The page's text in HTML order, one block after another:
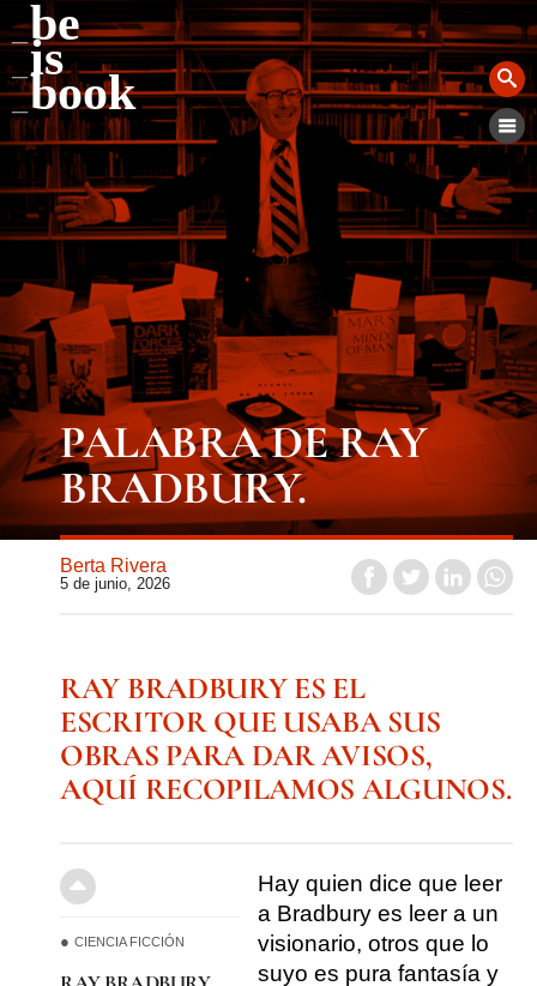
be
is
book
PALABRA DE RAY
BRADBURY.
Berta Rivera
5 de junio, 2026
RAY BRADBURY ES EL
ESCRITOR QUE USABA SUS
OBRAS PARA DAR AVISOS,
AQUÍ RECOPILAMOS ALGUNOS.
CIENCIA FICCIÓN
Hay quien dice que leer
a Bradbury es leer a un
visionario, otros que lo
suyo es pura fantasía y